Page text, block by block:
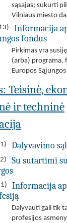
sąsajas; sukurti
Vilniaus miesto
Informacija
fondus
Pirkimas yra
(arba) programa,
Europos
Teisinė,
ir techninė
Dalyvavimo
Su sutartimi
Informacija
Dalyvauti gali tik
profesijos